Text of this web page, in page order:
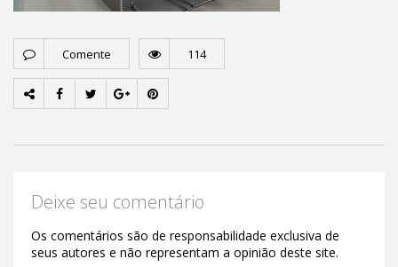
Comente 114
Deixe seu comentário
Os comentários são de responsabilidade exclusiva de
seus autores e não representam a opinião deste site.